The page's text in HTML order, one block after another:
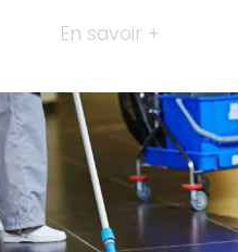
En savoir +